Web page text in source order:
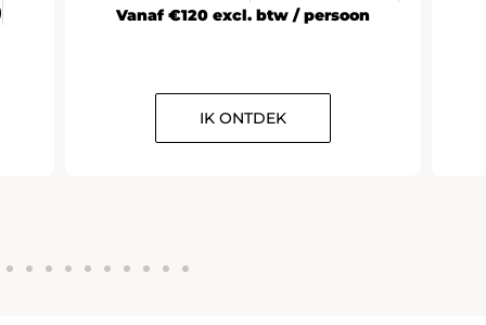
Vanaf €120 excl. btw / persoon
IK ONTDEK